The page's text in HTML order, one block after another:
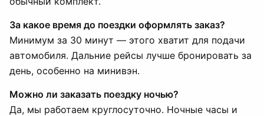
За какое время до поездки оформлять заказ?
Минимум за 30 минут — этого хватит для подачи
автомобиля. Дальние рейсы лучше бронировать за
день, особенно на минивэн.
Можно ли заказать поездку ночью?
Да, мы работаем круглосуточно. Ночные часы и